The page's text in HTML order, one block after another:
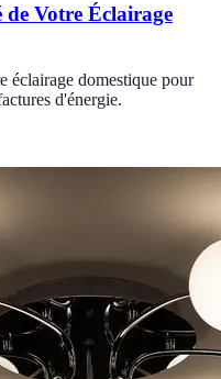
Votre Éclairage
éclairage domestique pour
d'énergie.